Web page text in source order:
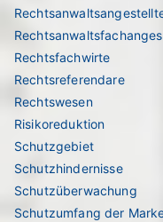
Rechtsfachwirte
Rechtsreferendare
Rechtswesen
Risikoreduktion
Schutzgebiet
Schutzhindernisse
Schutzüberwachung
Schutzumfang der